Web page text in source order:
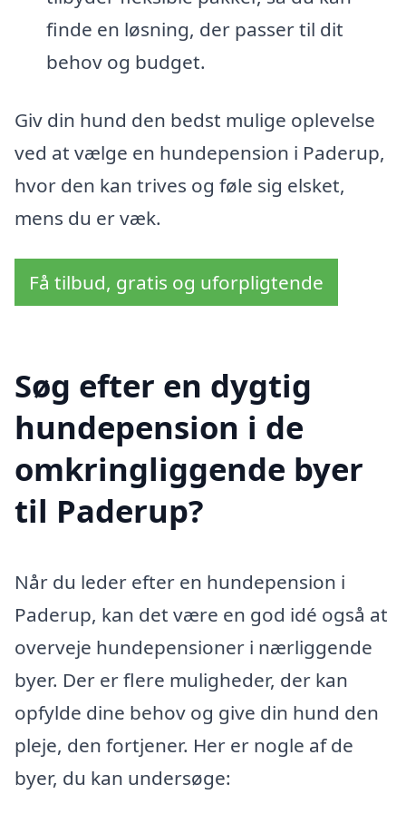
finde en løsning, der passer til dit
behov og budget.
Giv din hund den bedst mulige oplevelse
ved at vælge en hundepension i Paderup,
hvor den kan trives og føle sig elsket,
mens du er væk.
Få tilbud, gratis og uforpligtende
Søg efter en dygtig
hundepension i de
omkringliggende byer
til Paderup?
Når du leder efter en hundepension i
Paderup, kan det være en god idé også at
overveje hundepensioner i nærliggende
byer. Der er flere muligheder, der kan
opfylde dine behov og give din hund den
pleje, den fortjener. Her er nogle af de
byer, du kan undersøge: